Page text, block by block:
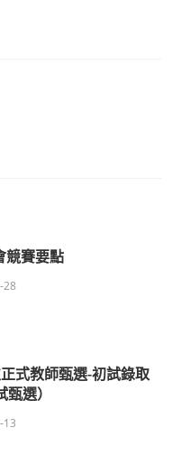
競賽要點
28
式教師甄選-初試錄取
選）
13